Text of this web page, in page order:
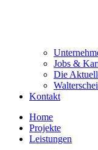
Jobs &
Die
Kontakt
Home
Projekte
Leistungen